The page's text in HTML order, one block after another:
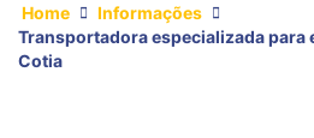
Home
Informações
Transportadora especializada para
Cotia